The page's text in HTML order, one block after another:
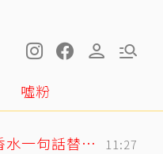
噓粉
獨／韓女嫌台男「很臭」掀熱議！唐綺陽砸百萬推香水一句話替台男平反 11:27